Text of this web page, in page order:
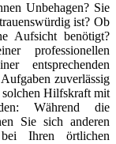
Unbehagen? Sie
ist? Ob
Aufsicht benötigt?
professionellen
entsprechenden
zuverlässig
solchen Hilfskraft mit
Während die
Sie sich anderen
Ihren örtlichen